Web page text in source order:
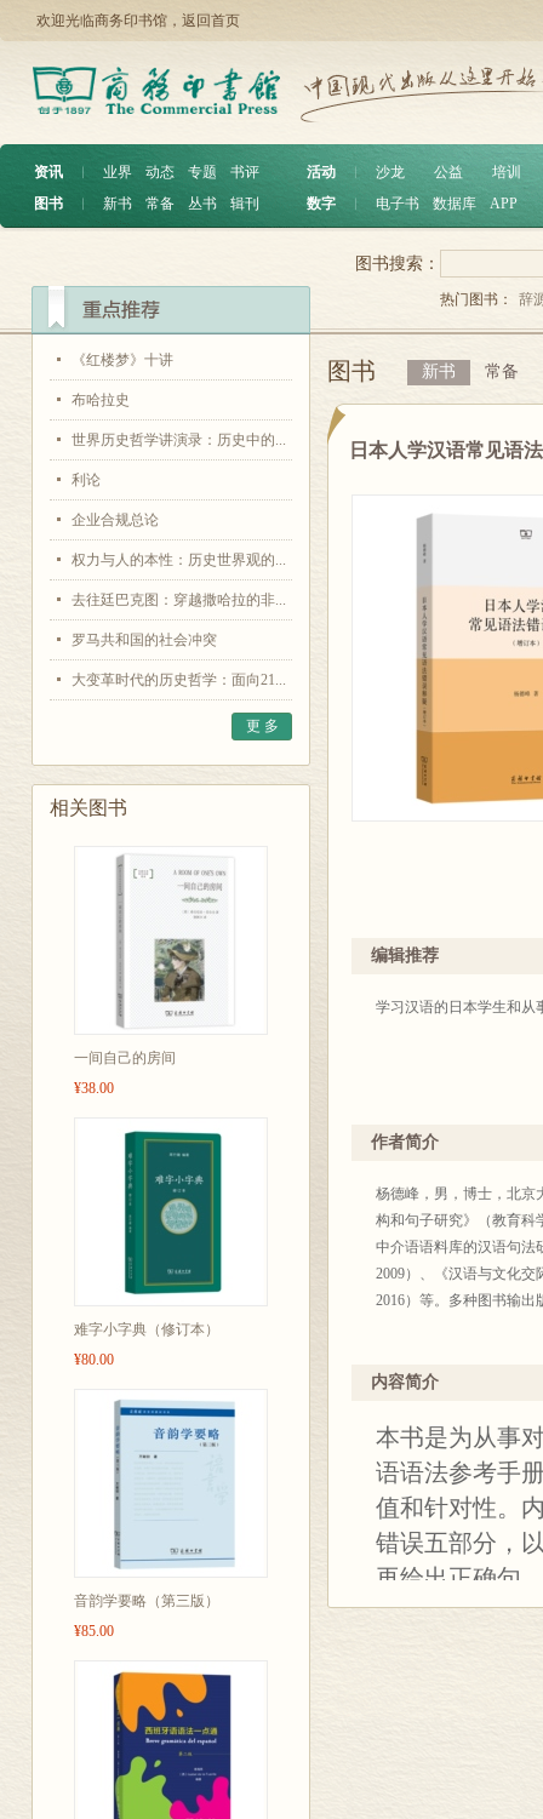
欢迎光临商务印书馆， 返回首页
资讯 ︱ 业界 动态 专题
书评
图书
︱ 新书 常备 丛书 辑刊
活动 沙龙 公益
培训
数字
电子书 数据库 APP
《红楼梦》十讲
布哈拉史
世界历史哲学讲演录：历史中的...
利论
企业合规总论
权力与人的本性：历史世界观的...
去往廷巴克图：穿越撒哈拉的非...
罗马共和国的社会冲突
大变革时代的历史哲学：面向21...
更 多
相关图书
一间自己的房间
¥38.00
难字小字典（修订本）
¥80.00
音韵学要略（第三版）
¥85.00
图书搜索：
热门图书： 辞
图书 新书 常备
日本人学汉语常见语
编辑推荐
学习汉语的日本学生和从
作者简介
杨德峰，男，博士，北京
构和句子研究》（教育科
中介语语料库的汉语句法
2009）、《汉语与文化
2016）等。多种图书输
内容简介
本书是为从事
语语法参考手
值和针对性。
错误五部分，
再给出正确句
语法点做正面